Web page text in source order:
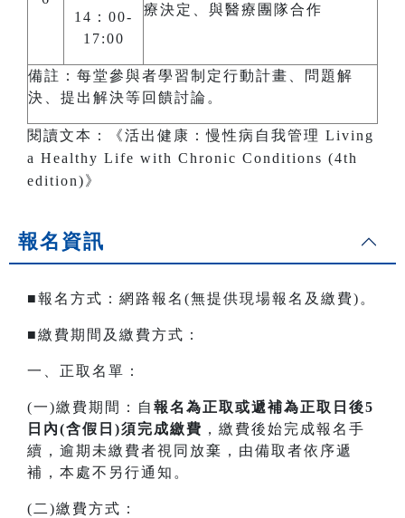
14：00-
17:00
療決定、與醫療團隊合作
備註：每堂參與者學習制定行動計畫、問題解
決、提出解決等回饋討論。
閱讀文本：《活出健康：慢性病自我管理 Living
a Healthy Life with Chronic Conditions (4th
edition)》
報名資訊
■報名方式：網路報名(無提供現場報名及繳費)。
■繳費期間及繳費方式：
一、正取名單：
(一)繳費期間：自 報名為正取或遞補為正取日後5
日內(含假日)須完成繳費 ，繳費後始完成報名手
續，逾期未繳費者視同放棄，由備取者依序遞
補，本處不另行通知。
(二)繳費方式：